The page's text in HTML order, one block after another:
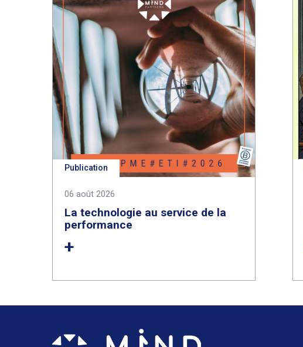
Publication
06 août 2026
La technologie au service de la
performance